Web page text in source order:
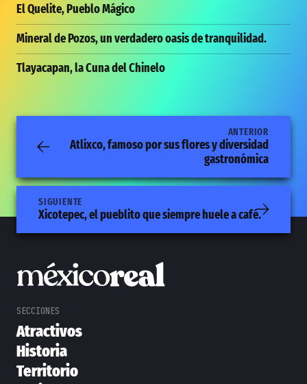
El Quelite, Pueblo Mágico
Mineral de Pozos, un verdadero oasis de tranquilidad.
Tlayacapan, la Cuna del Chinelo
ANTERIOR
Atlixco, famoso por sus flores y diversidad
gastronómica
SIGUIENTE
Xicotepec, el pueblito que siempre huele a café.
Atractivos
Historia
Territorio